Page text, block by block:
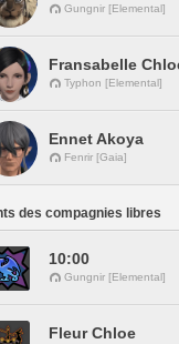
Gungnir [Elemental]
Fransabelle
Typhon [Elemental]
Ennet Akoya
Fenrir [Gaia]
des compagnies libres
10:00
Gungnir [Elemental]
Fleur Chloe